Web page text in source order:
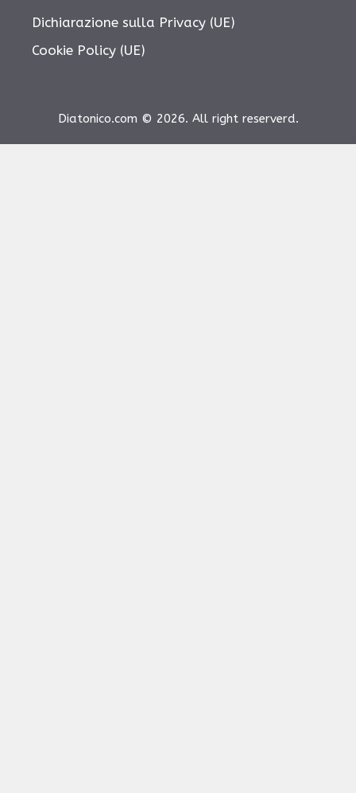
Dichiarazione sulla Privacy (UE)
Cookie Policy (UE)
Diatonico.com © 2026. All right reserverd.